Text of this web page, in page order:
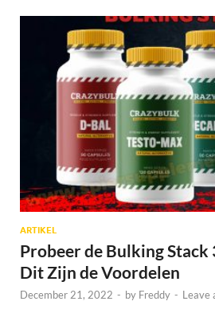
ARTIKEL
Probeer de Bulking Stack
Dit Zijn de Voordelen
December 21, 2022 - by Freddy - Leave